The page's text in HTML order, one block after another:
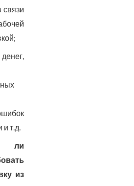
связи
т.д.
ли
из